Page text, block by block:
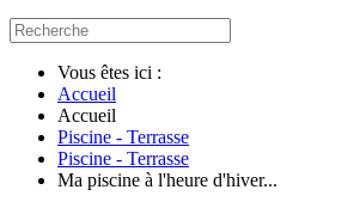
Vous êtes ici :
Accueil
Accueil
Piscine - Terrasse
Piscine - Terrasse
Ma piscine à l'heure d'hiver...